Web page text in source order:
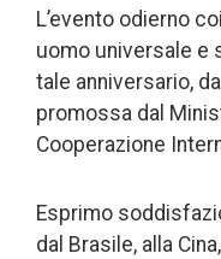
L’evento odierno
uomo universale e
tale anniversario,
promossa dal
Cooperazione
Esprimo
dal Brasile, alla